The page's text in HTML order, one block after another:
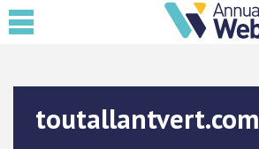
toutallantvert.com